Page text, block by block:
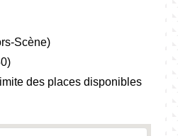
Scène)
des places disponibles